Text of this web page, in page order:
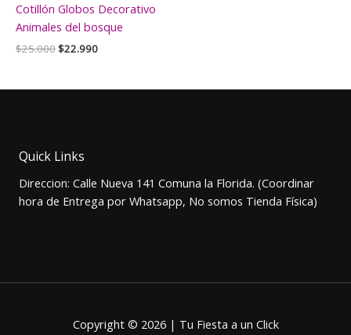
Cotillón Globos Decorativo
Animales del bosque
$25.000El
era:
$22.990El
es:
Quick Links
Direccion: Calle Nueva 141 Comuna la Florida. (Coordinar
hora de Entrega por Whatsapp, No somos Tienda Física)
Copyright © 2026 | Tu Fiesta a un Click